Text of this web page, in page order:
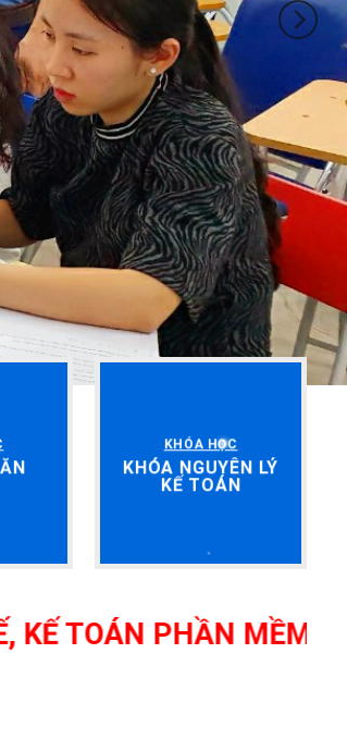
KHÓA HỌC
KHÓA NGUYÊN LÝ
KẾ TOÁN
PHẦN MỀM, CAM